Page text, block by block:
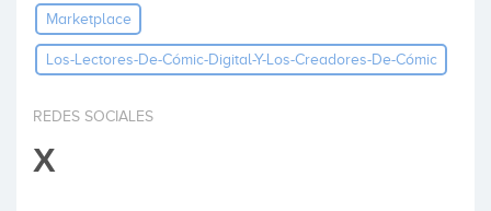
InvestMarketplace
Los-Lectores-De-Cómic-Digital-Y-Los-Creadores-De-Cómic
REDES SOCIALES
X